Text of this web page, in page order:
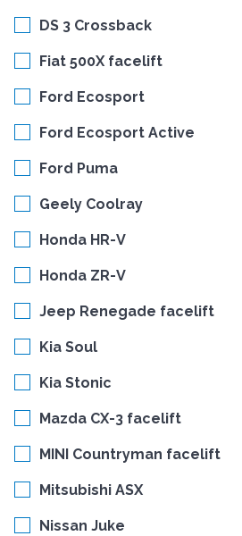
DS 3 Crossback
Fiat 500X facelift
Ford Ecosport
Ford Ecosport Active
Ford Puma
Geely Coolray
Honda HR-V
Honda ZR-V
Jeep Renegade facelift
Kia Soul
Kia Stonic
Mazda CX-3 facelift
MINI Countryman facelift
Mitsubishi ASX
Nissan Juke